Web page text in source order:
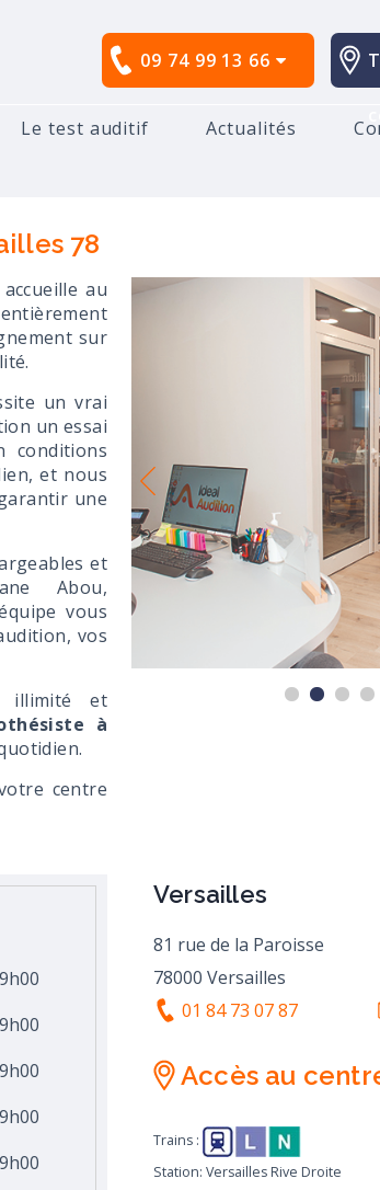
09 74 99 13 66
Le test auditif Actualités
78
au
sur
un vrai
un essai
conditions
et nous
une
et
Abou,
vous
vos
illimité et
à
centre
Versailles
81 rue de la Paroisse
78000 Versailles
01 84 73 07 87
Accès au
Trains :
Station: Versailles Rive Droite